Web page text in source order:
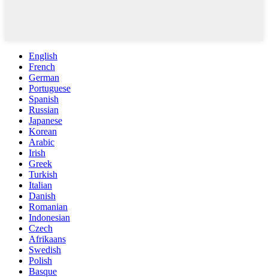
English
French
German
Portuguese
Spanish
Russian
Japanese
Korean
Arabic
Irish
Greek
Turkish
Italian
Danish
Romanian
Indonesian
Czech
Afrikaans
Swedish
Polish
Basque